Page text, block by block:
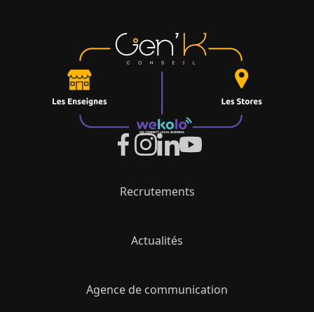
Recrutements
Actualités
Agence de communication